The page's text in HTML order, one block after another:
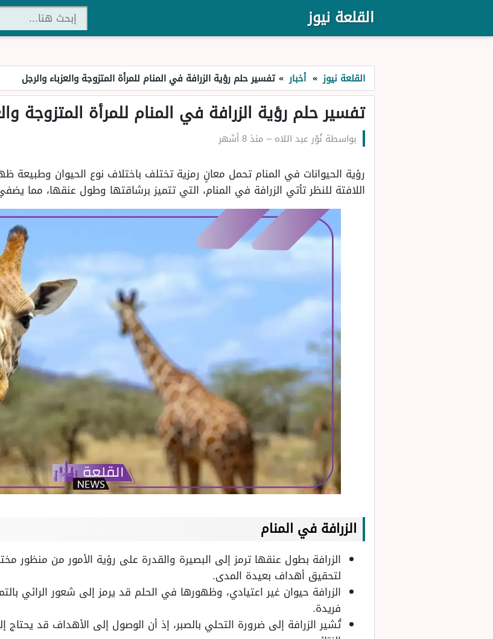
القلعة نيوز
القلعة نيوز » أخبار » تفسير حلم رؤية الزرافة في المنام للمرأة المتزوجة والعزباء والرجل
تفسير حلم رؤية الزرافة في المنام للمرأة المتزوجة
بواسطة نُوْر عبد اللاه– منذ 8 أشهر
رؤية الحيوانات في المنام تحمل معانٍ رمزية تختلف باختلاف نوع الحيوان وطبيعة
اللافتة للنظر تأتي الزرافة في المنام، التي تتميز برشاقتها وطول عنقها، مما
الزرافة في المنام
الزرافة بطول عنقها ترمز إلى البصيرة والقدرة على رؤية الأمور من منظور
لتحقيق أهداف بعيدة المدى.
الزرافة حيوان غير اعتيادي، وظهورها في الحلم قد يرمز إلى شعور الرائي
فريدة.
تُشير الزرافة إلى ضرورة التحلي بالصبر، إذ أن الوصول إلى الأهداف قد